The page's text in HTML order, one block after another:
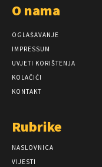
O nama
OGLAŠAVANJE
IMPRESSUM
UVJETI KORIŠTENJA
KOLAČIĆI
KONTAKT
Rubrike
NASLOVNICA
VIJESTI